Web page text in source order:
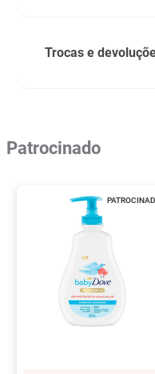
Trocas e
Patrocinado